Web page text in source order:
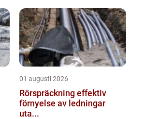
01 augusti 2026
Rörspräckning effektiv
förnyelse av ledningar
uta...